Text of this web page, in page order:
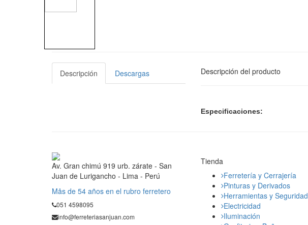
Descripción Descargas Descripción del producto
Especificaciones:
Av. Gran chimú 919 urb. zárate - San
Juan de Lurigancho - Lima - Perú
Mås de 54 años en el rubro ferretero
051 4598095
info@ferreteriasanjuan.com
Tienda
Ferretería y Cerrajería
Pinturas y Derivados
Herramientas y Seguridad
Electricidad
Iluminación